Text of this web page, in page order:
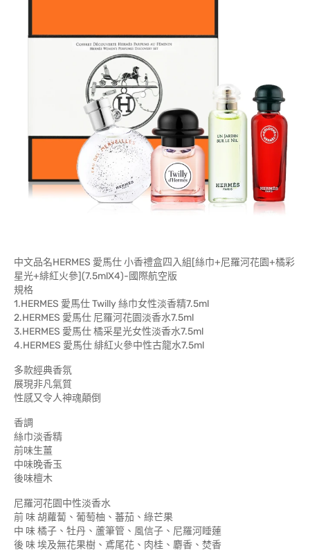
中文品名HERMES 愛馬仕 小香禮盒四入組[絲巾+尼羅河花園+橘彩
星光+緋紅火參](7.5mlX4)-國際航空版
規格
1.HERMES 愛馬仕 Twilly 絲巾女性淡香精7.5ml
2.HERMES 愛馬仕 尼羅河花園淡香水7.5ml
3.HERMES 愛馬仕 橘采星光女性淡香水7.5ml
4.HERMES 愛馬仕 緋紅火參中性古龍水7.5ml
多款經典香氛
展現非凡氣質
性感又令人神魂顛倒
香調
絲巾淡香精
前味生薑
中味晚香玉
後味檀木
尼羅河花園中性淡香水
前 味 胡蘿蔔、葡萄柚、蕃茄、綠芒果
中 味 橘子、牡丹、蘆筆管、風信子、尼羅河睡蓮
後 味 埃及無花果樹、鳶尾花、肉桂、麝香、焚香